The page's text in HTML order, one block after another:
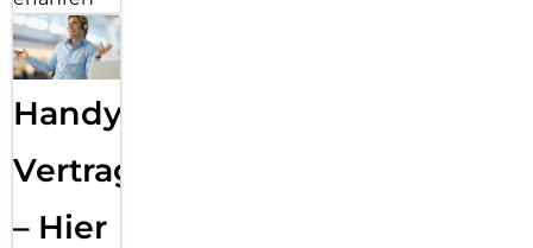
Handy
Vertragsabwicklung
– Hier